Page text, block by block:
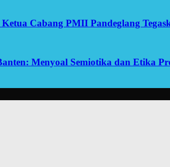
Cabang PMII Pandeglang
Menyoal Semiotika dan Etika